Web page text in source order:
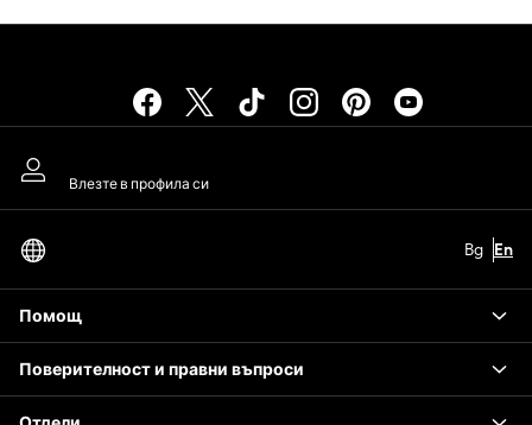
New in from Next
Trending: Top & Short Sets
Trending: Clogs
98 - 110cm
116 - 134cm
140 - 174cm
Влезте в профила си
Bg En
Помощ
Поверителност и правни въпроси